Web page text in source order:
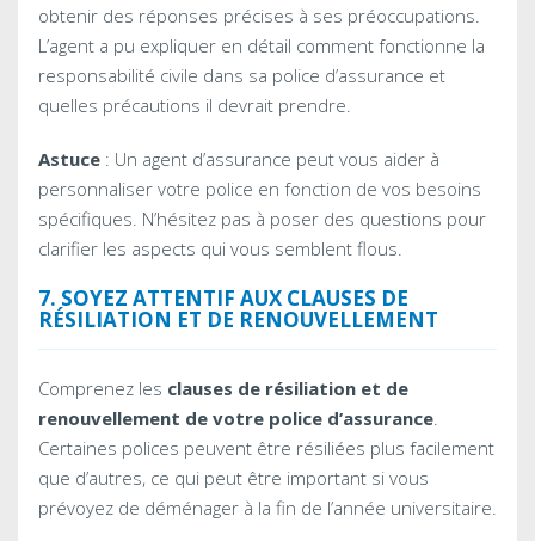
obtenir des réponses précises à ses préoccupations.
L’agent a pu expliquer en détail comment fonctionne la
responsabilité civile dans sa police d’assurance et
quelles précautions il devrait prendre.
Astuce : Un agent d’assurance peut vous aider à
personnaliser votre police en fonction de vos besoins
spécifiques. N’hésitez pas à poser des questions pour
clarifier les aspects qui vous semblent flous.
7. SOYEZ ATTENTIF AUX CLAUSES DE
RÉSILIATION ET DE RENOUVELLEMENT
Comprenez les clauses de résiliation et de
renouvellement de votre police d’assurance.
Certaines polices peuvent être résiliées plus facilement
que d’autres, ce qui peut être important si vous
prévoyez de déménager à la fin de l’année universitaire.